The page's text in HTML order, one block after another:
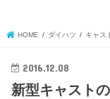
HOME ダイハツ キャス
2016.12.08
新型キャスト